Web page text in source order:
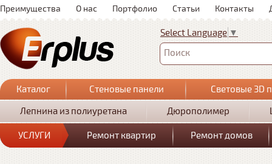
Преимущества О нас Портфолио Статьи Контакты
Select Language ▼
Поиск
Каталог Стеновые панели
Световые 3D
Лепнина из полиуретана
Дюрополимер
УСЛУГИ Ремонт квартир Ремонт домов